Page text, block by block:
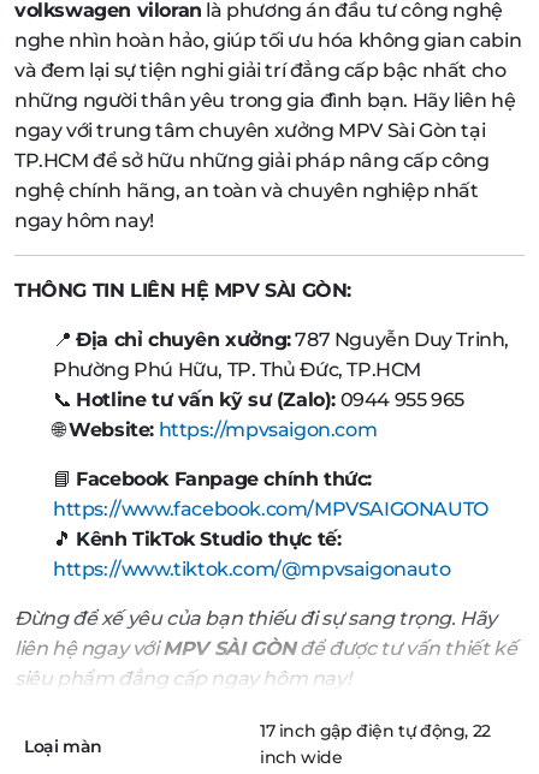
volkswagen viloran là phương án đầu tư công nghệ
nghe nhìn hoàn hảo, giúp tối ưu hóa không gian cabin
và đem lại sự tiện nghi giải trí đẳng cấp bậc nhất cho
những người thân yêu trong gia đình bạn. Hãy liên hệ
ngay với trung tâm chuyên xưởng MPV Sài Gòn tại
TP.HCM để sở hữu những giải pháp nâng cấp công
nghệ chính hãng, an toàn và chuyên nghiệp nhất
ngay hôm nay!
THÔNG TIN LIÊN HỆ MPV SÀI GÒN:
📍Địa chỉ chuyên xưởng:787 Nguyễn Duy Trinh,
Phường Phú Hữu, TP. Thủ Đức, TP.HCM
📞 Hotline tư vấn kỹ sư (Zalo): 0944 955 965
🌐Website: https://mpvsaigon.com
📘 Facebook Fanpage chính thức:
https://www.facebook.com/MPVSAIGONAUTO
🎵 Kênh TikTok Studio thực tế:
https://www.tiktok.com/@mpvsaigonauto
Đừng để xế yêu của bạn thiếu đi sự sang trọng. Hãy
liên hệ ngay vớiMPV SÀI GÒNđể được tư vấn thiết kế
siêu phẩm đẳng cấp ngay hôm nay!
Loại màn
17 inch gập điện tự động, 22
inch wide